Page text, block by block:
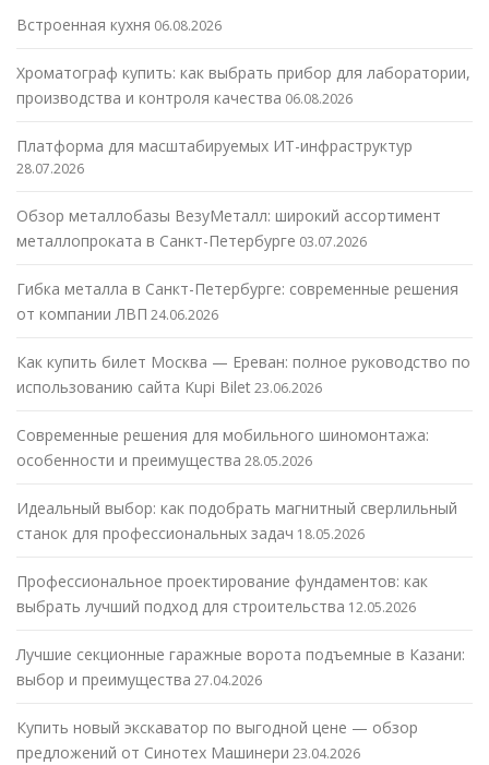
Встроенная кухня 06.08.2026
Хроматограф купить: как выбрать прибор для лаборатории,
производства и контроля качества 06.08.2026
Платформа для масштабируемых ИТ-инфраструктур
28.07.2026
Обзор металлобазы ВезуМеталл: широкий ассортимент
металлопроката в Санкт-Петербурге 03.07.2026
Гибка металла в Санкт-Петербурге: современные решения
от компании ЛВП 24.06.2026
Как купить билет Москва — Ереван: полное руководство по
использованию сайта Kupi Bilet23.06.2026
Современные решения для мобильного шиномонтажа:
особенности и преимущества 28.05.2026
Идеальный выбор: как подобрать магнитный сверлильный
станок для профессиональных задач 18.05.2026
Профессиональное проектирование фундаментов: как
выбрать лучший подход для строительства 12.05.2026
Лучшие секционные гаражные ворота подъемные в Казани:
выбор и преимущества 27.04.2026
Купить новый экскаватор по выгодной цене — обзор
предложений от Синотех Машинери 23.04.2026